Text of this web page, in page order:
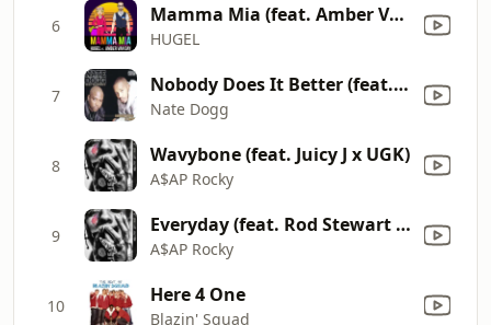
6 Mamma Mia (feat. Amber Van Day) [David Puentez Remix]
HUGEL
7 Nobody Does It Better (feat. Warren G)
Nate Dogg
8 Wavybone (feat. Juicy J x UGK)
A$AP Rocky
9 Everyday (feat. Rod Stewart x Miguel x Mark Ronson)
A$AP Rocky
10 Here 4 One
Blazin' Squad